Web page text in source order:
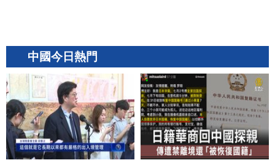
中國今日熱門